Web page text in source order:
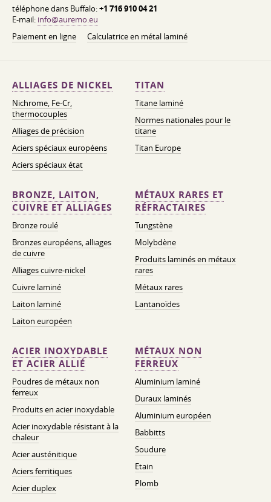
téléphone dans Buffalo:+1 716 910 04 21
E-mail: info@auremo.eu
Paiement en ligne
Calculatrice en métal laminé
ALLIAGES DE NICKEL
Nichrome, Fe-Cr,
thermocouples
Alliages de précision
Aciers spéciaux européens
Aciers spéciaux état
TITAN
Titane laminé
Normes nationales pour le
titane
Titan Europe
BRONZE, LAITON,
CUIVRE ET ALLIAGES
Bronze roulé
Bronzes européens, alliages
de cuivre
Alliages cuivre-nickel
Cuivre laminé
Laiton laminé
Laiton européen
MÉTAUX RARES ET
RÉFRACTAIRES
Tungstène
Molybdène
Produits laminés en métaux
rares
Métaux rares
Lantanoïdes
ACIER INOXYDABLE
ET ACIER ALLIÉ
Poudres de métaux non
ferreux
Produits en acier inoxydable
Acier inoxydable résistant à la
chaleur
Acier austénitique
Aciers ferritiques
Acier duplex
MÉTAUX NON
FERREUX
Aluminium laminé
Duraux laminés
Aluminium européen
Babbitts
Soudure
Etain
Plomb